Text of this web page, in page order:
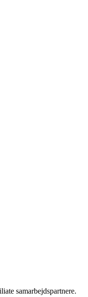
samarbejdspartnere.